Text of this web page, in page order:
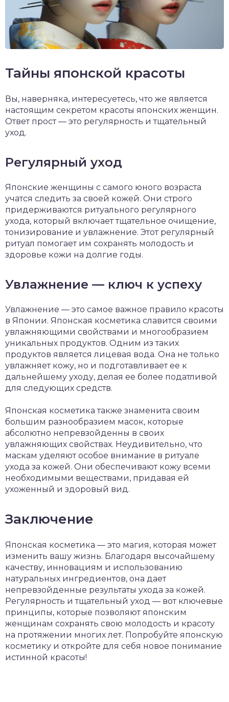
Тайны японской красоты
Вы, наверняка, интересуетесь, что же является
настоящим секретом красоты японских женщин.
Ответ прост — это регулярность и тщательный
уход.
Регулярный уход
Японские женщины с самого юного возраста
учатся следить за своей кожей. Они строго
придерживаются ритуального регулярного
ухода, который включает тщательное очищение,
тонизирование и увлажнение. Этот регулярный
ритуал помогает им сохранять молодость и
здоровье кожи на долгие годы.
Увлажнение — ключ к успеху
Увлажнение — это самое важное правило красоты
в Японии. Японская косметика славится своими
увлажняющими свойствами и многообразием
уникальных продуктов. Одним из таких
продуктов является лицевая вода. Она не только
увлажняет кожу, но и подготавливает ее к
дальнейшему уходу, делая ее более податливой
для следующих средств.
Японская косметика также знаменита своим
большим разнообразием масок, которые
абсолютно непревзойденны в своих
увлажняющих свойствах. Неудивительно, что
маскам уделяют особое внимание в ритуале
ухода за кожей. Они обеспечивают кожу всеми
необходимыми веществами, придавая ей
ухоженный и здоровый вид.
Заключение
Японская косметика — это магия, которая может
изменить вашу жизнь. Благодаря высочайшему
качеству, инновациям и использованию
натуральных ингредиентов, она дает
непревзойденные результаты ухода за кожей.
Регулярность и тщательный уход — вот ключевые
принципы, которые позволяют японским
женщинам сохранять свою молодость и красоту
на протяжении многих лет. Попробуйте японскую
косметику и откройте для себя новое понимание
истинной красоты!